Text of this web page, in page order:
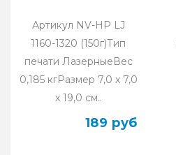
Артикул NV-HP LJ
1160-1320 (150г)Тип
печати ЛазерныеВес
0,185 кгРазмер 7,0 х 7,0
х 19,0 см..
189 руб